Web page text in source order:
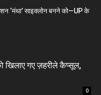
‘मंथा’ साइक्लोन बनने को—UP के
खिलाए गए ज़हरीले कैप्सूल,
0